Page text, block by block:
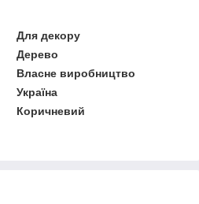
Для декору
Дерево
Власне виробництво
Україна
Коричневий